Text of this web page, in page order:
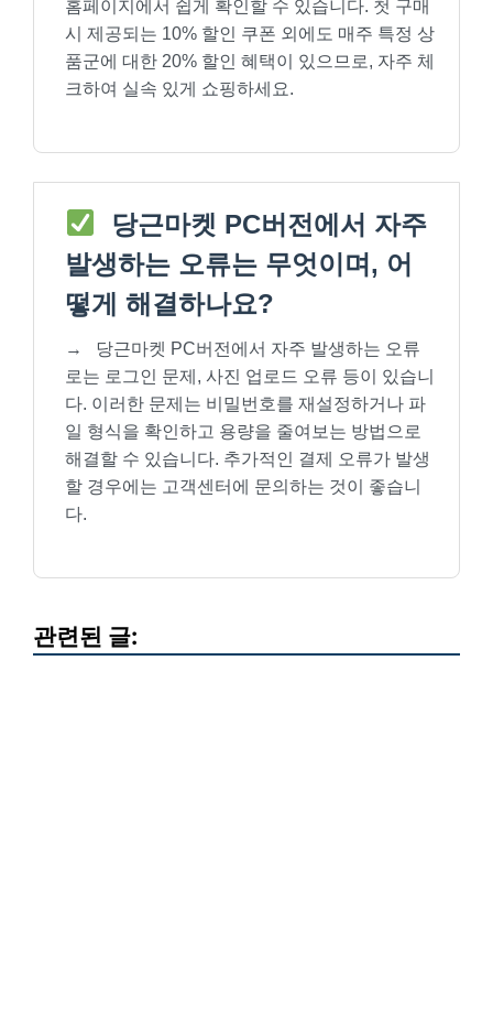
홈페이지에서 쉽게 확인할 수 있습니다. 첫 구매
시 제공되는 10% 할인 쿠폰 외에도 매주 특정 상
품군에 대한 20% 할인 혜택이 있으므로, 자주 체
크하여 실속 있게 쇼핑하세요.
당근마켓 PC버전에서 자주
발생하는 오류는 무엇이며, 어
떻게 해결하나요?
→
당근마켓 PC버전에서 자주 발생하는 오류
로는 로그인 문제, 사진 업로드 오류 등이 있습니
다. 이러한 문제는 비밀번호를 재설정하거나 파
일 형식을 확인하고 용량을 줄여보는 방법으로
해결할 수 있습니다. 추가적인 결제 오류가 발생
할 경우에는 고객센터에 문의하는 것이 좋습니
다.
관련된 글: